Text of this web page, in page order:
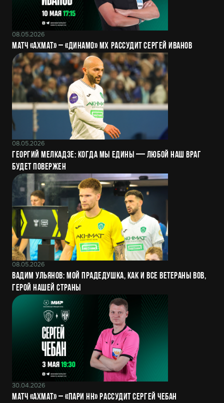
08.05.2026
Матч «Ахмат» – «Динамо» Мх рассудит Сергей Иванов
08.05.2026
Георгий Мелкадзе: Когда мы едины — любой наш враг
будет повержен
08.05.2026
Вадим Ульянов: Мой прадедушка, как и все ветераны ВОВ,
герой нашей страны
30.04.2026
Матч «Ахмат» – «Пари НН» рассудит Сергей Чебан